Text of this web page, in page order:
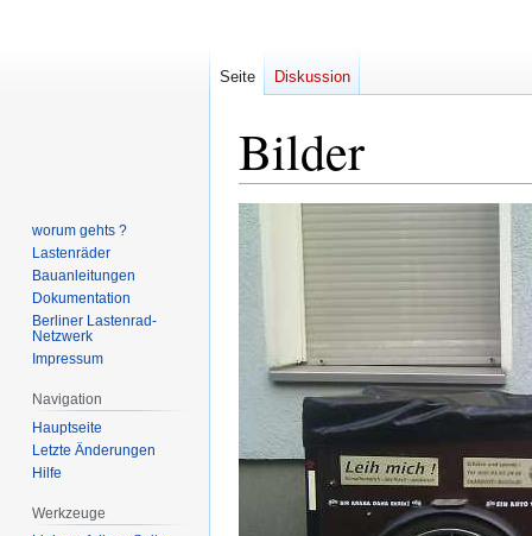
Bilder
Zur
Navigation
Zur
Suche
Seite Diskussion
worum gehts ?
Lastenräder
Bauanleitungen
Dokumentation
Berliner Lastenrad-
Netzwerk
Impressum
Navigation
Hauptseite
Letzte Änderungen
Hilfe
Werkzeuge